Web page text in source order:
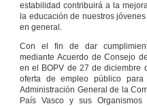
estabilidad contribuirá a la
la educación de nuestros
en general.
Con el fin de dar
mediante Acuerdo de Consejo
en el BOPV de 27 de diciembre
oferta de empleo público
Administración General de la
País Vasco y sus